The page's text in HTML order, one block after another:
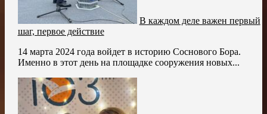
В каждом деле важен первый
шаг, первое действие
14 марта 2024 года войдет в историю Соснового Бора.
Именно в этот день на площадке сооружения новых...